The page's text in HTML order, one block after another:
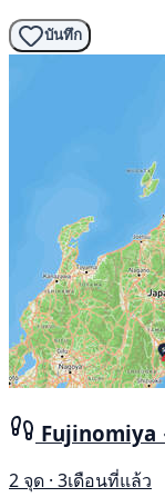
บันทึก
Fujinomiya
2 จุด · 3เดือนที่แล้ว